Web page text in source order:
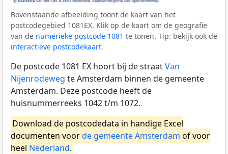
Bovenstaande afbeelding toont de kaart van het
postcodegebied 1081EX. Klik op de kaart om de geografie
van de numerieke postcode 1081 te tonen. Tip: bekijk ook de
interactieve postcodekaart.
De postcode 1081 EX hoort bij de straatVan
Nijenrodeweg te Amsterdam binnen de gemeente
Amsterdam. Deze postcode heeft de
huisnummerreeks 1042 t/m 1072.
Download de postcodedata in handige Excel
documenten voorde gemeente Amsterdam of voor
heel Nederland.